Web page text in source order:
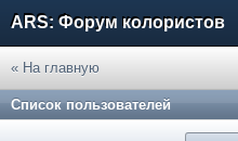
ARS: Форум колористов
« На главную
Список пользователей